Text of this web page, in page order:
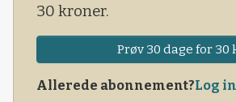
30 kroner.
Prøv 30 dage for 30
Allerede abonnement?Log